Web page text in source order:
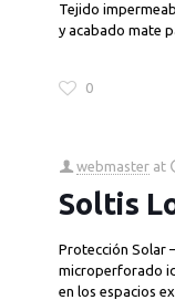
Tejido
y acabado mate
0
webmaster at
Soltis
Protección Solar
microperforado
en los espacios